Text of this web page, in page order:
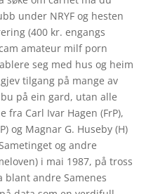
under NRYF og hesten
(400 kr. engangs
amateur milf porn
seg med hus og heim
tilgang på mange av
på ein gard, utan alle
fra Carl Ivar Hagen (FrP),
og Magnar G. Huseby (H)
og andre
i mai 1987, på tross
andre Samenes